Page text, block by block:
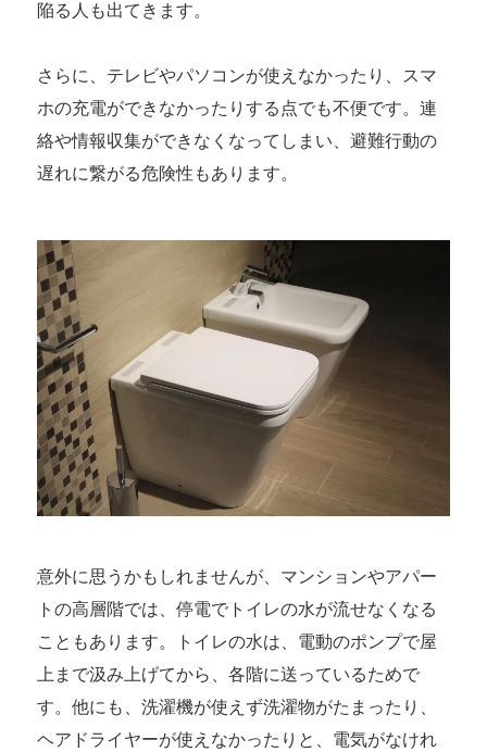
陥る人も出てきます。
さらに、テレビやパソコンが使えなかったり、スマ
ホの充電ができなかったりする点でも不便です。連
絡や情報収集ができなくなってしまい、避難行動の
遅れに繋がる危険性もあります。
意外に思うかもしれませんが、マンションやアパー
トの高層階では、停電でトイレの水が流せなくなる
こともあります。トイレの水は、電動のポンプで屋
上まで汲み上げてから、各階に送っているためで
す。他にも、洗濯機が使えず洗濯物がたまったり、
ヘアドライヤーが使えなかったりと、電気がなけれ